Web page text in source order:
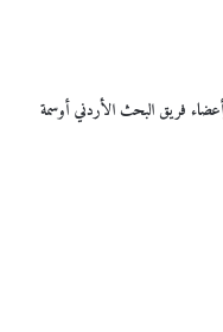
فريق البحث الأردني أوسمة